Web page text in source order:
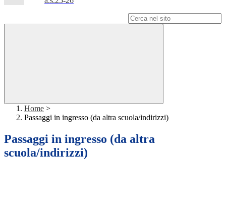
Home >
Passaggi in ingresso (da altra scuola/indirizzi)
Passaggi in ingresso (da altra
scuola/indirizzi)